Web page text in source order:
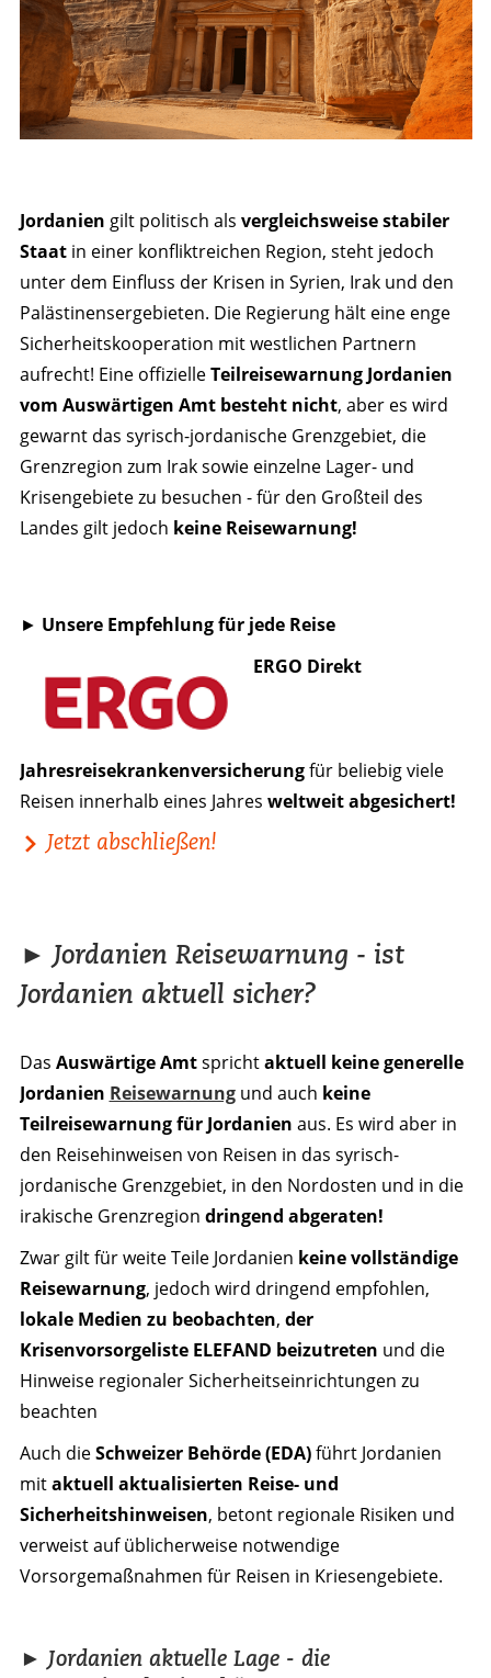
Jordanien gilt politisch als vergleichsweise stabiler
Staatin einer konfliktreichen Region, steht jedoch
unter dem Einfluss der Krisen in Syrien, Irak und den
Palästinensergebieten. Die Regierung hält eine enge
Sicherheitskooperation mit westlichen Partnern
aufrecht! Eine offizielleTeilreisewarnung Jordanien
vom Auswärtigen Amt besteht nicht, aber es wird
gewarnt das syrisch-jordanische Grenzgebiet, die
Grenzregion zum Irak sowie einzelne Lager- und
Krisengebiete zu besuchen - für den Großteil des
Landes gilt jedoch keine Reisewarnung!
► Unsere Empfehlung für jede Reise
ERGO Direkt
Jahresreisekrankenversicherungfür beliebig viele
Reisen innerhalb eines Jahres weltweit abgesichert!
Jetzt abschließen!
► Jordanien Reisewarnung - ist
Jordanien aktuell sicher?
Das Auswärtige Amtsprichtaktuell keine generelle
Jordanien Reisewarnung und auch keine
Teilreisewarnung für Jordanien aus. Es wird aber in
den Reisehinweisen von Reisen in das syrisch-
jordanische Grenzgebiet, in den Nordosten und in die
irakische Grenzregion dringend abgeraten!
Zwar gilt für weite Teile Jordanien keine vollständige
Reisewarnung, jedoch wird dringend empfohlen,
lokale Medien zu beobachten, der
Krisenvorsorgeliste ELEFAND beizutreten und die
Hinweise regionaler Sicherheitseinrichtungen zu
beachten
Auch dieSchweizer Behörde (EDA)führt Jordanien
mitaktuell aktualisierten Reise- und
Sicherheitshinweisen, betont regionale Risiken und
verweist auf üblicherweise notwendige
Vorsorgemaßnahmen für Reisen in Kriesengebiete.
► Jordanien aktuelle Lage - die